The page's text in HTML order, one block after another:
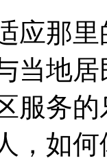
应那
当地
服务
，如